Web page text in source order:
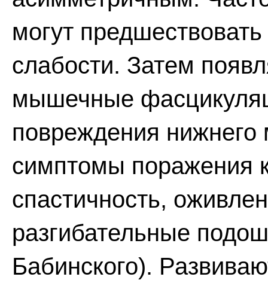
могут
слабости. Затем
мышечные
повреждения нижнего
симптомы поражения
спастичность,
разгибательные
Бабинского).